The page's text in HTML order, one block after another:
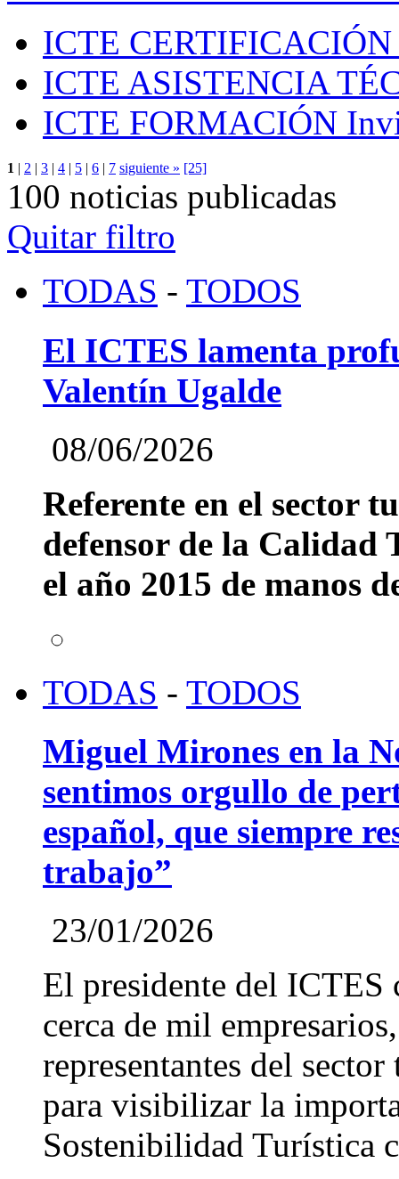
ICTE CERTIFICACIÓN
ICTE ASISTENCIA
ICTE FORMACIÓN
1 | 2 | 3 | 4 | 5 | 6 | 7 siguiente » [25]
100 noticias publicadas
Quitar filtro
TODAS - TODOS
El ICTES lamenta
Valentín Ugalde
08/06/2026
Referente en el sector
defensor de la Calidad
el año 2015 de manos
TODAS - TODOS
Miguel Mirones en la
sentimos orgullo de
español, que siempre
trabajo”
23/01/2026
El presidente del ICTES
cerca de mil
representantes del
para visibilizar la
Sostenibilidad Turística